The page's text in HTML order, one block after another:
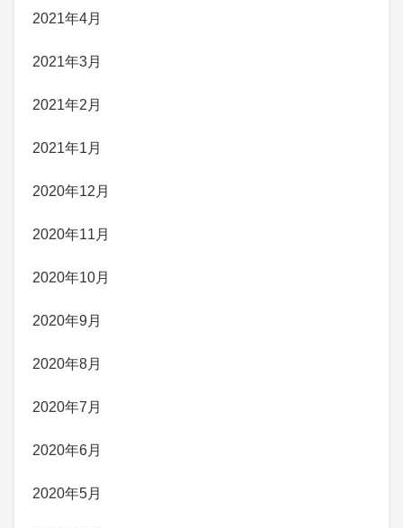
2021年4月
2021年3月
2021年2月
2021年1月
2020年12月
2020年11月
2020年10月
2020年9月
2020年8月
2020年7月
2020年6月
2020年5月